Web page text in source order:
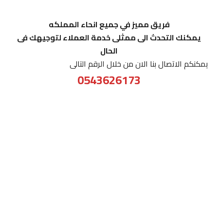
فريق مميز في جميع انحاء المملكه
يمكنك التحدث الى ممثلى خدمة العملاء لتوجيهك فى
الحال
يمكنكم الاتصال بنا الان من خلال الرقم التالى
0543626173